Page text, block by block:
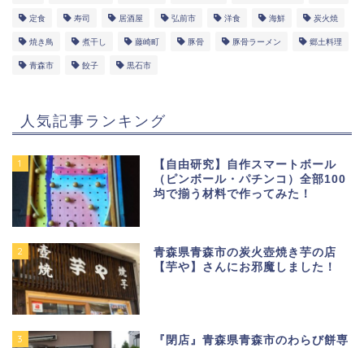
定食 寿司 居酒屋 弘前市 洋食 海鮮 炭火焼
焼き鳥 煮干し 藤崎町 豚骨 豚骨ラーメン 郷土料理
青森市 餃子 黒石市
人気記事ランキング
1
【自由研究】自作スマートボール
（ピンボール・パチンコ）全部100
均で揃う材料で作ってみた！
2
青森県青森市の炭火壺焼き芋の店
【芋や】さんにお邪魔しました！
3
『閉店』青森県青森市のわらび餅専